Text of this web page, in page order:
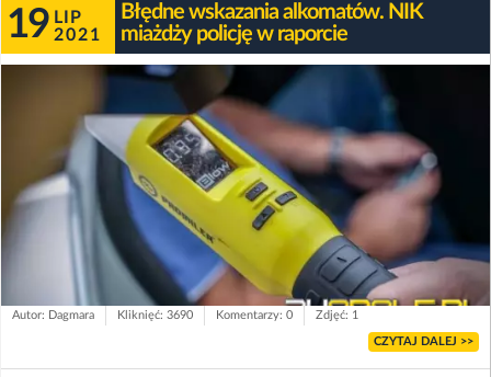
19 LIP
2021
Błędne wskazania alkomatów. NIK
miażdży policję w raporcie
Autor: Dagmara Kliknięć: 3690 Komentarzy: 0 Zdjęć: 1
CZYTAJ DALEJ >>